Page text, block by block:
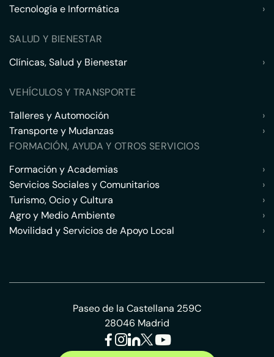
Tecnología e Informática
›
SALUD Y BIENESTAR
Clínicas, Salud y Bienestar
›
VEHÍCULOS Y TRANSPORTE
Talleres y Automoción
›
Transporte y Mudanzas
›
FORMACIÓN, AYUDA Y OTROS SERVICIOS
Formación y Academias
›
Servicios Sociales y Comunitarios
›
Turismo, Ocio y Cultura
›
Agro y Medio Ambiente
›
Movilidad y Servicios de Apoyo Local
›
Paseo de la Castellana 259C
28046 Madrid